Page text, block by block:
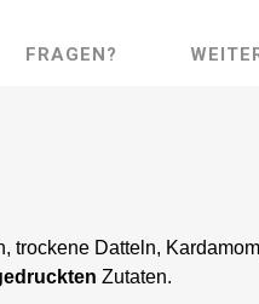
FRAGEN?
trockene Datteln,
Zutaten.